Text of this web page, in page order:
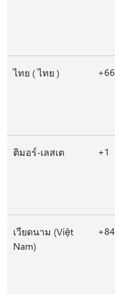
ไทย ( ไทย ) +66
ติมอร์-เลสเต +1
เวียดนาม (Việt
Nam)
+84